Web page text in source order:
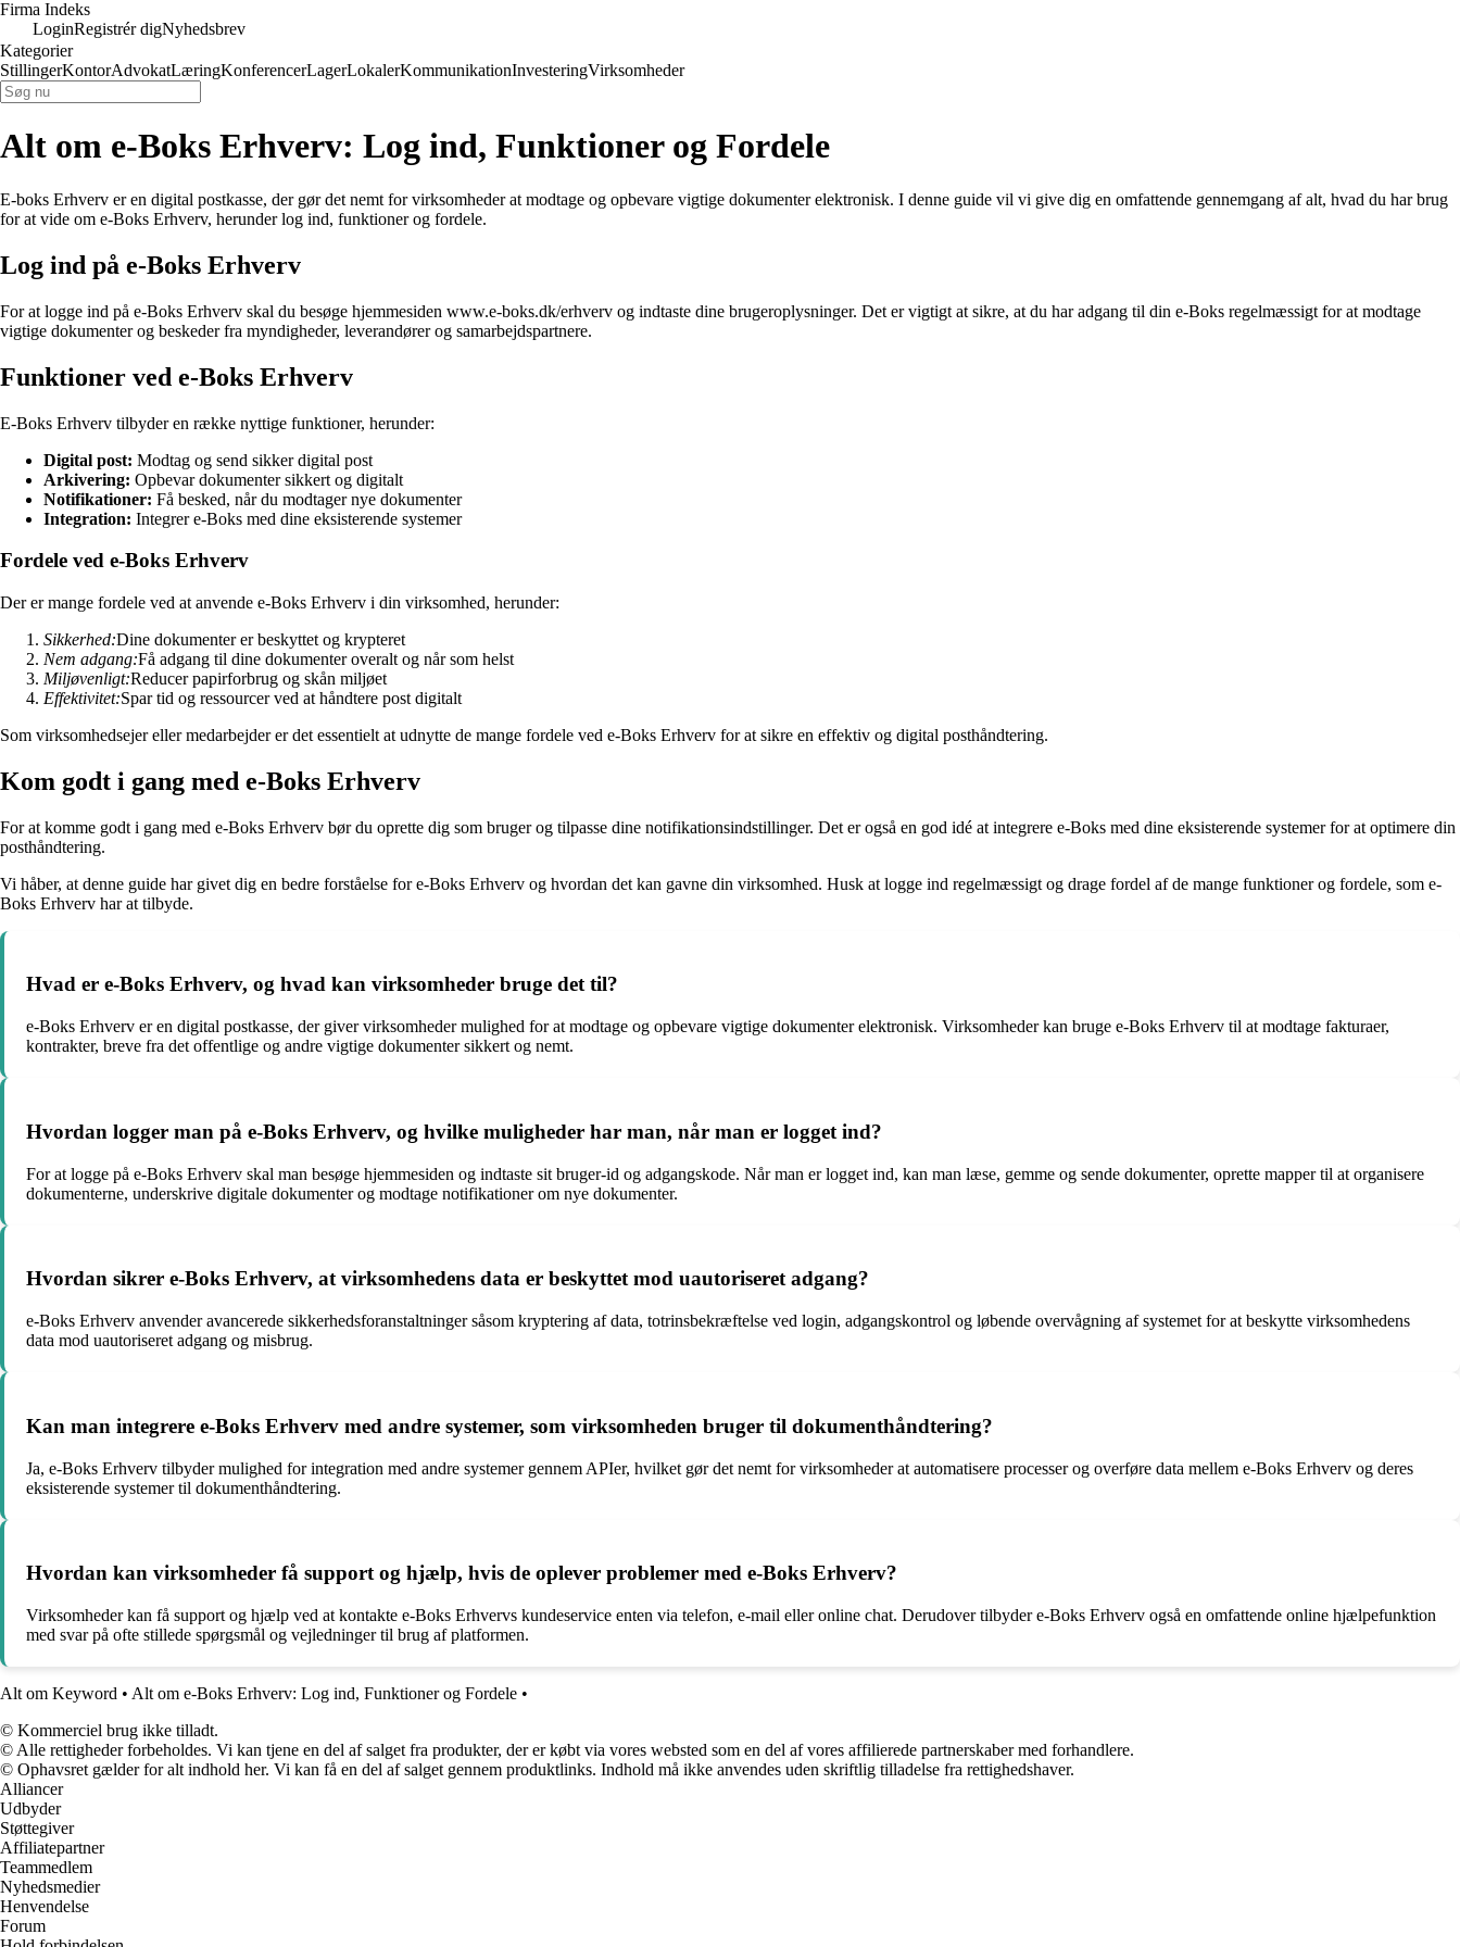
Firma Indeks
LoginRegistrér digNyhedsbrev
Kategorier
StillingerKontorAdvokatLæringKonferencerLagerLokalerKommunikationInvesteringVirksomheder
Alt om e-Boks Erhverv: Log ind, Funktioner og Fordele
E-boks Erhverv er en digital postkasse, der gør det nemt for virksomheder at modtage og opbevare vigtige dokumenter elektronisk. I denne guide vil vi give dig en omfattende gennemgang af alt, hvad du har brug
for at vide om e-Boks Erhverv, herunder log ind, funktioner og fordele.
Log ind på e-Boks Erhverv
For at logge ind på e-Boks Erhverv skal du besøge hjemmesiden www.e-boks.dk/erhverv og indtaste dine brugeroplysninger. Det er vigtigt at sikre, at du har adgang til din e-Boks regelmæssigt for at modtage
vigtige dokumenter og beskeder fra myndigheder, leverandører og samarbejdspartnere.
Funktioner ved e-Boks Erhverv
E-Boks Erhverv tilbyder en række nyttige funktioner, herunder:
Digital post: Modtag og send sikker digital post
Arkivering: Opbevar dokumenter sikkert og digitalt
Notifikationer: Få besked, når du modtager nye dokumenter
Integration: Integrer e-Boks med dine eksisterende systemer
Fordele ved e-Boks Erhverv
Der er mange fordele ved at anvende e-Boks Erhverv i din virksomhed, herunder:
Sikkerhed:Dine dokumenter er beskyttet og krypteret
Nem adgang:Få adgang til dine dokumenter overalt og når som helst
Miljøvenligt:Reducer papirforbrug og skån miljøet
Effektivitet:Spar tid og ressourcer ved at håndtere post digitalt
Som virksomhedsejer eller medarbejder er det essentielt at udnytte de mange fordele ved e-Boks Erhverv for at sikre en effektiv og digital posthåndtering.
Kom godt i gang med e-Boks Erhverv
For at komme godt i gang med e-Boks Erhverv bør du oprette dig som bruger og tilpasse dine notifikationsindstillinger. Det er også en god idé at integrere e-Boks med dine eksisterende systemer for at optimere din
posthåndtering.
Vi håber, at denne guide har givet dig en bedre forståelse for e-Boks Erhverv og hvordan det kan gavne din virksomhed. Husk at logge ind regelmæssigt og drage fordel af de mange funktioner og fordele, som e-
Boks Erhverv har at tilbyde.
Hvad er e-Boks Erhverv, og hvad kan virksomheder bruge det til?
e-Boks Erhverv er en digital postkasse, der giver virksomheder mulighed for at modtage og opbevare vigtige dokumenter elektronisk. Virksomheder kan bruge e-Boks Erhverv til at modtage fakturaer,
kontrakter, breve fra det offentlige og andre vigtige dokumenter sikkert og nemt.
Hvordan logger man på e-Boks Erhverv, og hvilke muligheder har man, når man er logget ind?
For at logge på e-Boks Erhverv skal man besøge hjemmesiden og indtaste sit bruger-id og adgangskode. Når man er logget ind, kan man læse, gemme og sende dokumenter, oprette mapper til at organisere
dokumenterne, underskrive digitale dokumenter og modtage notifikationer om nye dokumenter.
Hvordan sikrer e-Boks Erhverv, at virksomhedens data er beskyttet mod uautoriseret adgang?
e-Boks Erhverv anvender avancerede sikkerhedsforanstaltninger såsom kryptering af data, totrinsbekræftelse ved login, adgangskontrol og løbende overvågning af systemet for at beskytte virksomhedens
data mod uautoriseret adgang og misbrug.
Kan man integrere e-Boks Erhverv med andre systemer, som virksomheden bruger til dokumenthåndtering?
Ja, e-Boks Erhverv tilbyder mulighed for integration med andre systemer gennem APIer, hvilket gør det nemt for virksomheder at automatisere processer og overføre data mellem e-Boks Erhverv og deres
eksisterende systemer til dokumenthåndtering.
Hvordan kan virksomheder få support og hjælp, hvis de oplever problemer med e-Boks Erhverv?
Virksomheder kan få support og hjælp ved at kontakte e-Boks Erhvervs kundeservice enten via telefon, e-mail eller online chat. Derudover tilbyder e-Boks Erhverv også en omfattende online hjælpefunktion
med svar på ofte stillede spørgsmål og vejledninger til brug af platformen.
Alt om Keyword • Alt om e-Boks Erhverv: Log ind, Funktioner og Fordele •
© Kommerciel brug ikke tilladt.
© Alle rettigheder forbeholdes. Vi kan tjene en del af salget fra produkter, der er købt via vores websted som en del af vores affilierede partnerskaber med forhandlere.
© Ophavsret gælder for alt indhold her. Vi kan få en del af salget gennem produktlinks. Indhold må ikke anvendes uden skriftlig tilladelse fra rettighedshaver.
Alliancer
Udbyder
Støttegiver
Affiliatepartner
Teammedlem
Nyhedsmedier
Henvendelse
Forum